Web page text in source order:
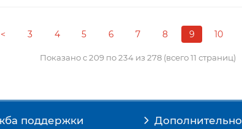
< 3 4 5 6 7 8 9 10
Показано с 209 по 234 из 278 (всего 11 страниц)
поддержки Дополнительно